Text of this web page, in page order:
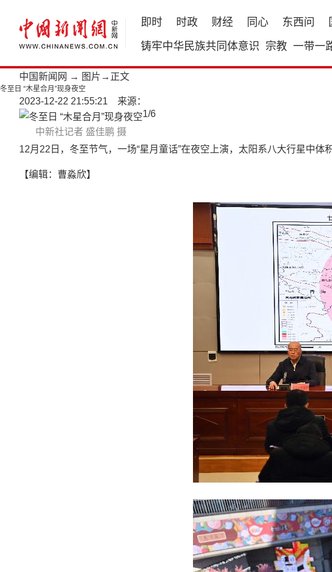
即时 时政 财经 同心 东西问
铸牢中华民族共同体意识 宗教 一带一
中国新闻网 → 图片 →正文
冬至日 “木星合月”现身夜空
2023-12-22 21:55:21 来源：
中新社记者 盛佳鹏 摄
1/6
12月22日，冬至节气，一场“星月童话”在夜空上演，太阳系八大行星中体
【编辑：曹淼欣】